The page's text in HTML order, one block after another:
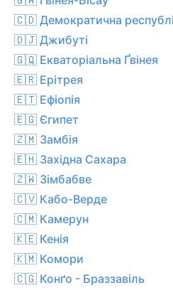
🇨🇩 Демократична
🇩🇯 Джибуті
🇬🇶 Екваторіальна Ґвінея
🇪🇷 Ерітрея
🇪🇹 Ефіопія
🇪🇬 Єгипет
🇿🇲 Замбія
🇪🇭 Західна Сахара
🇿🇼 Зімбабве
🇨🇻 Кабо-Верде
🇨🇲 Камерун
🇰🇪 Кенія
🇰🇲 Комори
🇨🇬 Конґо - Браззавіль